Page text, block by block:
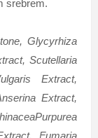
srebrem.
Glycyrhiza
Scutellaria
Extract,
Extract,
Fumaria